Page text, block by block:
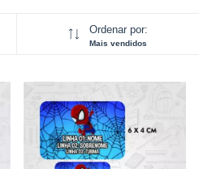
Ordenar por:
Mais vendidos